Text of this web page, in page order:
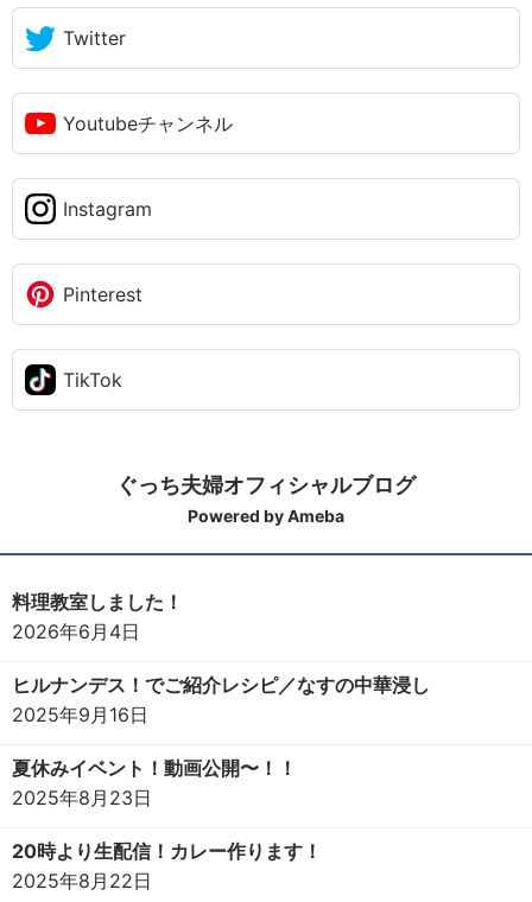
Twitter
Youtubeチャンネル
Instagram
Pinterest
TikTok
ぐっち夫婦オフィシャルブログ
Powered by Ameba
料理教室しました！
2026年6月4日
ヒルナンデス！でご紹介レシピ／なすの中華浸し
2025年9月16日
夏休みイベント！動画公開〜！！
2025年8月23日
20時より生配信！カレー作ります！
2025年8月22日